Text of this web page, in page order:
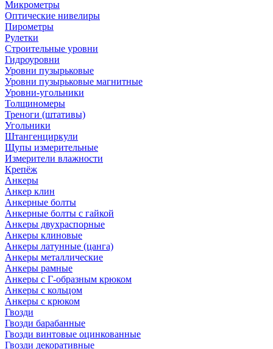
Микрометры
Оптические нивелиры
Пирометры
Рулетки
Строительные уровни
Гидроуровни
Уровни пузырьковые
Уровни пузырьковые магнитные
Уровни-угольники
Толщиномеры
Треноги (штативы)
Угольники
Штангенциркули
Щупы измерительные
Измерители влажности
Крепёж
Анкеры
Анкер клин
Анкерные болты
Анкерные болты с гайкой
Анкеры двухраспорные
Анкеры клиновые
Анкеры латунные (цанга)
Анкеры металлические
Анкеры рамные
Анкеры с Г-образным крюком
Анкеры с кольцом
Анкеры с крюком
Гвозди
Гвозди барабанные
Гвозди винтовые оцинкованные
Гвозди декоративные